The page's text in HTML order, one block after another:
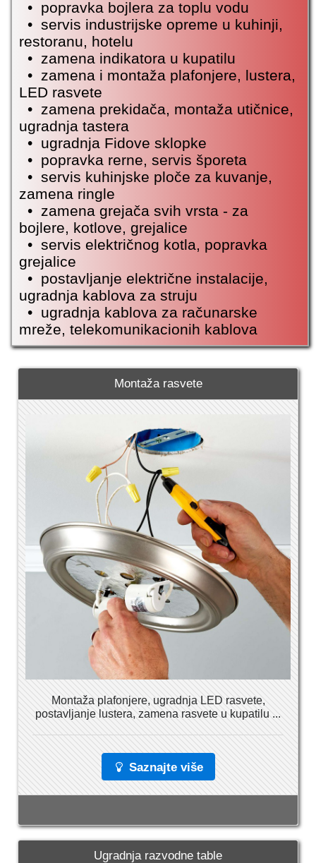
• popravka bojlera za toplu vodu
• servis industrijske opreme u kuhinji,
restoranu, hotelu
• zamena indikatora u kupatilu
• zamena i montaža plafonjere, lustera,
LED rasvete
• zamena prekidača, montaža utičnice,
ugradnja tastera
• ugradnja Fidove sklopke
• popravka rerne, servis šporeta
• servis kuhinjske ploče za kuvanje,
zamena ringle
• zamena grejača svih vrsta - za
bojlere, kotlove, grejalice
• servis električnog kotla, popravka
grejalice
• postavljanje električne instalacije,
ugradnja kablova za struju
• ugradnja kablova za računarske
mreže, telekomunikacionih kablova
Montaža rasvete
Montaža plafonjere, ugradnja LED rasvete,
postavljanje lustera, zamena rasvete u kupatilu ...
Saznajte više
Ugradnja razvodne table